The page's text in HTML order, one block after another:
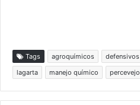
Tags agroquímicos defensivos
lagarta
manejo químico percevejo